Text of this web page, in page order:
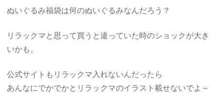
ぬいぐるみ福袋は何のぬいぐるみなんだろう？
リラックマと思って買うと違っていた時のショックが大き
いかも。
公式サイトもリラックマ入れないんだったら
あんなにでかでかとリラックマのイラスト載せないでよ～